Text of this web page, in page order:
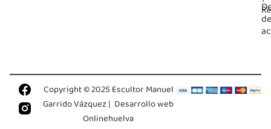
de
Copyright © 2025 Escultor Manuel
Garrido Vázquez | Desarrollo web
Onlinehuelva